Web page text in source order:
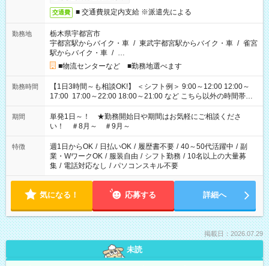
交通費 ■ 交通費規定内支給 ※派遣先による
勤務地
栃木県宇都宮市
宇都宮駅からバイク・車 / 東武宇都宮駅からバイク・車 / 雀宮
駅からバイク・車 / …
■物流センターなど ■勤務地選べます
勤務時間
【1日3時間～も相談OK!】 ＜シフト例＞ 9:00～12:00 12:00～
17:00 17:00～22:00 18:00～21:00 など こちら以外の時間帯も
お気軽にご相談ください！
期間
単発1日～！ ★勤務開始日や期間はお気軽にご相談くださ
い！ ＃8月～ ＃9月～
特徴 週1日からOK / 日払いOK / 履歴書不要 / 40～50代活躍中 / 副
業・WワークOK / 服装自由 / シフト勤務 / 10名以上の大量募
集 / 電話対応なし / パソコンスキル不要
気になる！ 応募する 詳細へ
掲載日：2026.07.29
未読